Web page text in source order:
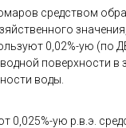
средством
0,02%-ую (по
поверхности в
воды.
0,025%-ую р.в.э.